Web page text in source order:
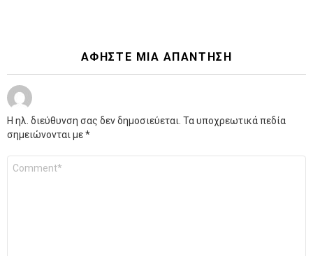
ΑΦΉΣΤΕ ΜΙΑ ΑΠΆΝΤΗΣΗ
Η ηλ. διεύθυνση σας δεν δημοσιεύεται. Τα υποχρεωτικά πεδία
σημειώνονται με*